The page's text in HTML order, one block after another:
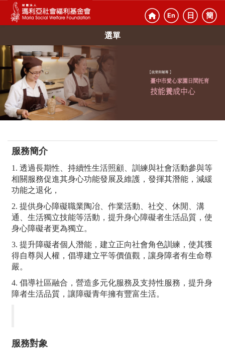
En 日 簡
選單
服務簡介
1. 透過長期性、持續性生活照顧、訓練與社會活動參與等
相關服務促進其身心功能發展及維護，發揮其潛能，減緩
功能之退化，
2. 提供身心障礙職業陶冶、作業活動、社交、休閒、溝
通、生活獨立技能等活動，提升身心障礙者生活品質，使
身心障礙者更為獨立。
3. 提升障礙者個人潛能，建立正向社會角色訓練，使其獲
得自尊與人權，倡導建立平等價值觀，讓身障者有生命尊
嚴。
4. 倡導社區融合，營造多元化服務及支持性服務，提升身
障者生活品質，讓障礙青年擁有豐富生活。
服務對象